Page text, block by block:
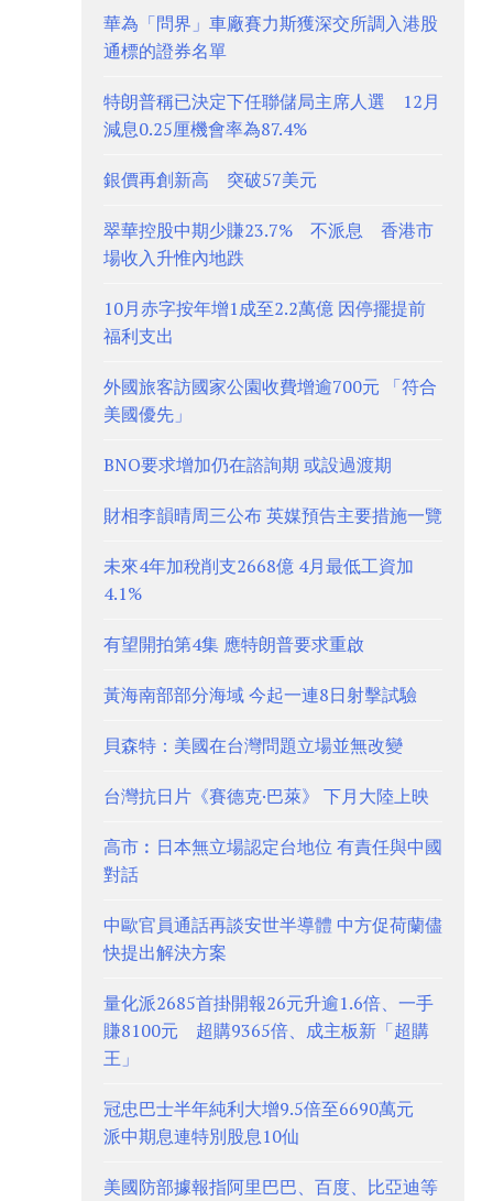
華為「問界」車廠賽力斯獲深交所調入港股
通標的證券名單
特朗普稱已決定下任聯儲局主席人選 12月
減息0.25厘機會率為87.4%
銀價再創新高 突破57美元
翠華控股中期少賺23.7% 不派息 香港市
場收入升惟內地跌
10月赤字按年增1成至2.2萬億 因停擺提前
福利支出
外國旅客訪國家公園收費增逾700元 「符合
美國優先」
BNO要求增加仍在諮詢期 或設過渡期
財相李韻晴周三公布 英媒預告主要措施一覽
未來4年加稅削支2668億 4月最低工資加
4.1%
有望開拍第4集 應特朗普要求重啟
黃海南部部分海域 今起一連8日射擊試驗
貝森特：美國在台灣問題立場並無改變
台灣抗日片《賽德克·巴萊》 下月大陸上映
高市︰日本無立場認定台地位 有責任與中國
對話
中歐官員通話再談安世半導體 中方促荷蘭儘
快提出解決方案
量化派2685首掛開報26元升逾1.6倍、一手
賺8100元 超購9365倍、成主板新「超購
王」
冠忠巴士半年純利大增9.5倍至6690萬元
派中期息連特別股息10仙
美國防部據報指阿里巴巴、百度、比亞迪等